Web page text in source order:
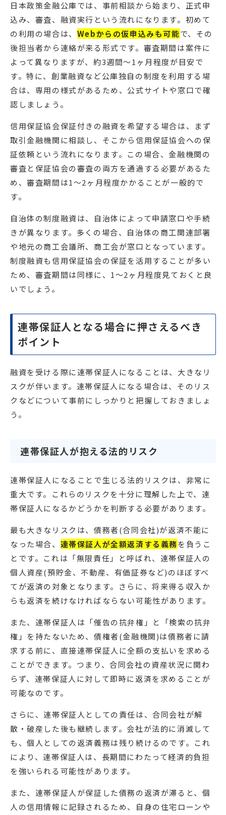
日本政策金融公庫では、事前相談から始まり、正式申
込み、審査、融資実行という流れになります。初めて
の利用の場合は、 Webからの仮申込みも可能で、その
後担当者から連絡が来る形式です。審査期間は案件に
よって異なりますが、約3週間〜1ヶ月程度が目安で
す。特に、創業融資など公庫独自の制度を利用する場
合は、専用の様式があるため、公式サイトや窓口で確
認しましょう。
信用保証協会保証付きの融資を希望する場合は、まず
取引金融機関に相談し、そこから信用保証協会への保
証依頼という流れになります。この場合、金融機関の
審査と保証協会の審査の両方を通過する必要があるた
め、審査期間は1〜2ヶ月程度かかることが一般的で
す。
自治体の制度融資は、自治体によって申請窓口や手続
きが異なります。多くの場合、自治体の商工関連部署
や地元の商工会議所、商工会が窓口となっています。
制度融資も信用保証協会の保証を活用することが多い
ため、審査期間は同様に、1〜2ヶ月程度見ておくと良
いでしょう。
連帯保証人となる場合に押さえるべき
ポイント
融資を受ける際に連帯保証人になることは、大きなリ
スクが伴います。連帯保証人になる場合は、そのリス
クなどについて事前にしっかりと把握しておきましょ
う。
連帯保証人が抱える法的リスク
連帯保証人になることで生じる法的リスクは、非常に
重大です。これらのリスクを十分に理解した上で、連
帯保証人になるかどうかを判断する必要があります。
最も大きなリスクは、債務者(合同会社)が返済不能に
なった場合、 連帯保証人が全額返済する義務を負うこ
とです。これは「無限責任」と呼ばれ、連帯保証人の
個人資産(預貯金、不動産、有価証券など)のほぼすべ
てが返済の対象となります。さらに、将来得る収入か
らも返済を続けなければならない可能性があります。
また、連帯保証人は「催告の抗弁権」と「検索の抗弁
権」を持たないため、債権者(金融機関)は債務者に請
求する前に、直接連帯保証人に全額の支払いを求める
ことができます。つまり、合同会社の資産状況に関わ
らず、連帯保証人に対して即時に返済を求めることが
可能なのです。
さらに、連帯保証人としての責任は、合同会社が解
散・破産した後も継続します。会社が法的に消滅して
も、個人としての返済義務は残り続けるのです。これ
により、連帯保証人は、長期間にわたって経済的負担
を強いられる可能性があります。
また、連帯保証人が保証した債務の返済が滞ると、個
人の信用情報に記録されるため、自身の住宅ローンや